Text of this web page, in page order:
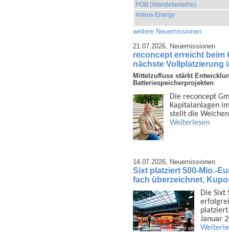
POB (Wandelanleihe)
Arteus Energy
weitere Neuemissionen
21.07.2026, Neuemissionen
reconcept erreicht beim
nächste Vollplatzierung
Mittelzufluss stärkt
Batteriespeicherprojekten
Die reconcept
Kapital­anlagen
stellt die
Weiterlesen
14.07.2026, Neuemissionen
Sixt platziert 500-Mio.-
fach überzeichnet,
Die Sixt
Januar